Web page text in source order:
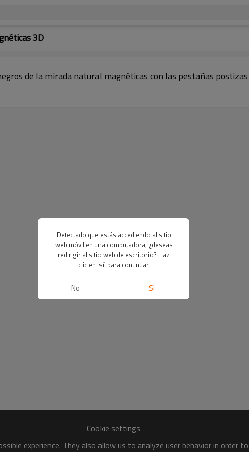
3D
de la mirada natural magnéticas con las pestañas
Cookie settings
experience. They also allow us to analyze user behavior in order
Detectado que estás accediendo al sitio
web móvil en una computadora, ¿deseas
redirigir al sitio web de escritorio? Haz
clic en 'sí' para continuar
No Si